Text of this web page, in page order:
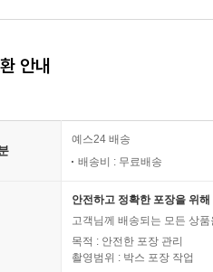
안내
예스24 배송
배송비 : 무료배송
안전하고 정확한 포장을 위
고객님께 배송되는 모든 상
목적 : 안전한 포장 관리
촬영범위 : 박스 포장 작업